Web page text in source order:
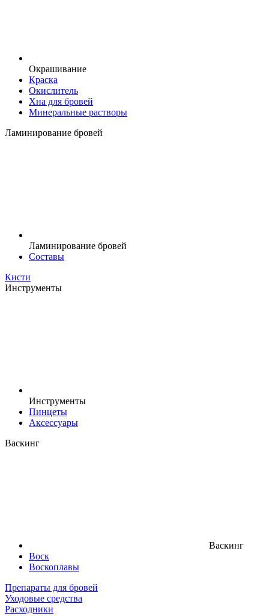
Окрашивание
Краска
Окислитель
Хна для бровей
Минеральные растворы
Ламинирование бровей
Ламинирование бровей
Составы
Кисти
Инструменты
Инструменты
Пинцеты
Аксессуары
Васкинг
Васкинг
Воск
Воскоплавы
Препараты для бровей
Уходовые средства
Расходники